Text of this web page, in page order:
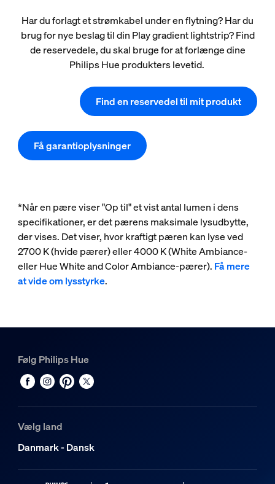
Har du forlagt et strømkabel under en flytning? Har du
brug for nye beslag til din Play gradient lightstrip? Find
de reservedele, du skal bruge for at forlænge dine
Philips Hue produkters levetid.
Find en reservedel til mit produkt
Få garantioplysninger
*Når en pære viser "Op til" et vist antal lumen i dens
specifikationer, er det pærens maksimale lysudbytte,
der vises. Det viser, hvor kraftigt pæren kan lyse ved
2700 K (hvide pærer) eller 4000 K (White Ambiance-
eller Hue White and Color Ambiance-pærer). Få mere
at vide om lysstyrke.
Følg Philips Hue
Vælg land
Danmark - Dansk